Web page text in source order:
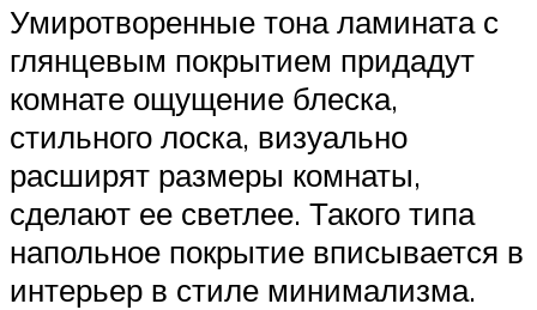
Умиротворенные тона ламината с
глянцевым покрытием придадут
комнате ощущение блеска,
стильного лоска, визуально
расширят размеры комнаты,
сделают ее светлее. Такого типа
напольное покрытие вписывается в
интерьер в стиле минимализма.